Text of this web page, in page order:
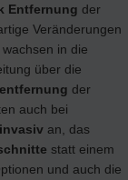
Entfernung der
Veränderungen
in die
über die
der
auch bei
an, das
statt einem
und auch die